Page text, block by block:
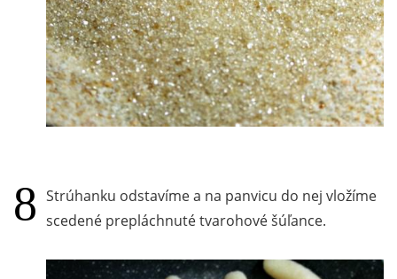
Strúhanku odstavíme a na panvicu do nej vložíme
scedené prepláchnuté tvarohové šúľance.